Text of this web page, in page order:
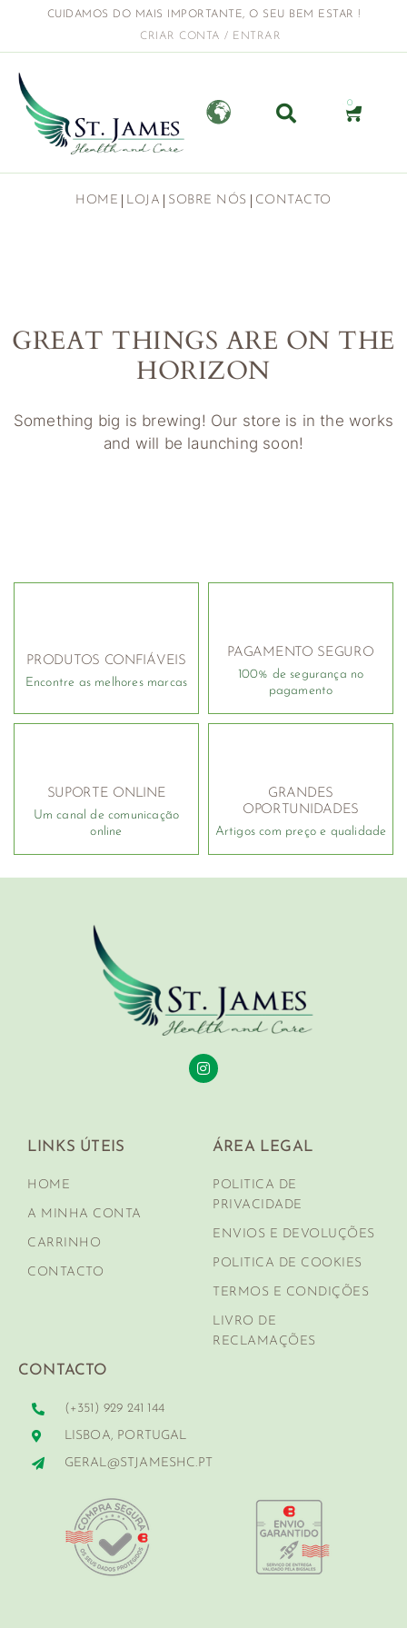
CUIDAMOS DO MAIS IMPORTANTE, O SEU BEM ESTAR !
CRIAR CONTA / ENTRAR
0
HOME LOJA SOBRE NÓS CONTACTO
GREAT THINGS ARE ON THE
HORIZON
Something big is brewing! Our store is in the works
and will be launching soon!
PRODUTOS CONFIÁVEIS
Encontre as melhores marcas
PAGAMENTO SEGURO
100% de segurança no
pagamento
SUPORTE ONLINE
Um canal de comunicação
online
GRANDES
OPORTUNIDADES
Artigos com preço e qualidade
LINKS ÚTEIS
HOME
A MINHA CONTA
CARRINHO
CONTACTO
ÁREA LEGAL
POLITICA DE
PRIVACIDADE
ENVIOS E DEVOLUÇÕES
POLITICA DE COOKIES
TERMOS E CONDIÇÕES
LIVRO DE
RECLAMAÇÕES
CONTACTO
(+351) 929 241 144
LISBOA, PORTUGAL
GERAL@STJAMESHC.PT